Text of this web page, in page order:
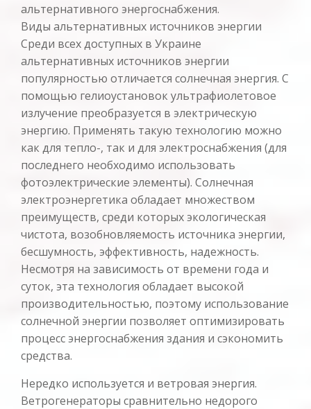
альтернативного энергоснабжения.
Виды альтернативных источников энергии
Среди всех доступных в Украине
альтернативных источников энергии
популярностью отличается солнечная энергия. С
помощью гелиоустановок ультрафиолетовое
излучение преобразуется в электрическую
энергию. Применять такую технологию можно
как для тепло-, так и для электроснабжения (для
последнего необходимо использовать
фотоэлектрические элементы). Солнечная
электроэнергетика обладает множеством
преимуществ, среди которых экологическая
чистота, возобновляемость источника энергии,
бесшумность, эффективность, надежность.
Несмотря на зависимость от времени года и
суток, эта технология обладает высокой
производительностью, поэтому использование
солнечной энергии позволяет оптимизировать
процесс энергоснабжения здания и сэкономить
средства.
Нередко используется и ветровая энергия.
Ветрогенераторы сравнительно недорого